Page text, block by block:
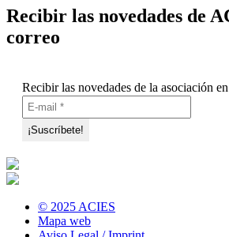
Recibir las novedades de
correo
Recibir las novedades de la asociación
© 2025 ACIES
Mapa web